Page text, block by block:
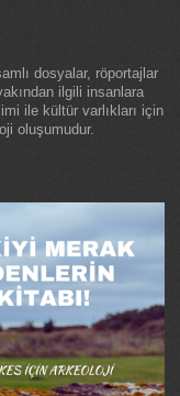
dosyalar, röportajlar
ilgili insanlara
ile kültür varlıkları için
oluşumudur.